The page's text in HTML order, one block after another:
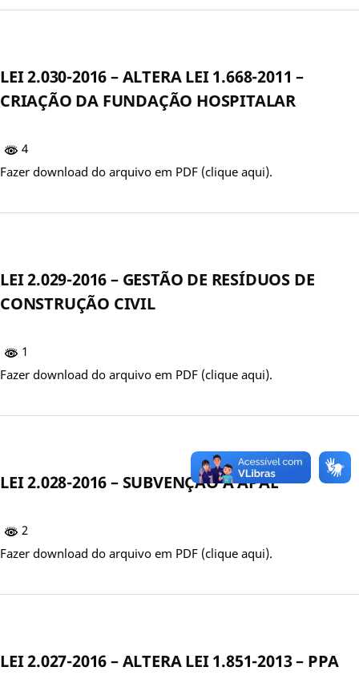
LEI 2.030-2016 – ALTERA LEI 1.668-2011 –
CRIAÇÃO DA FUNDAÇÃO HOSPITALAR
4
Fazer download do arquivo em PDF (clique aqui).
LEI 2.029-2016 – GESTÃO DE RESÍDUOS DE
CONSTRUÇÃO CIVIL
1
Fazer download do arquivo em PDF (clique aqui).
LEI 2.028-2016 – SUBVENÇÃO À APAE
2
Fazer download do arquivo em PDF (clique aqui).
LEI 2.027-2016 – ALTERA LEI 1.851-2013 – PPA